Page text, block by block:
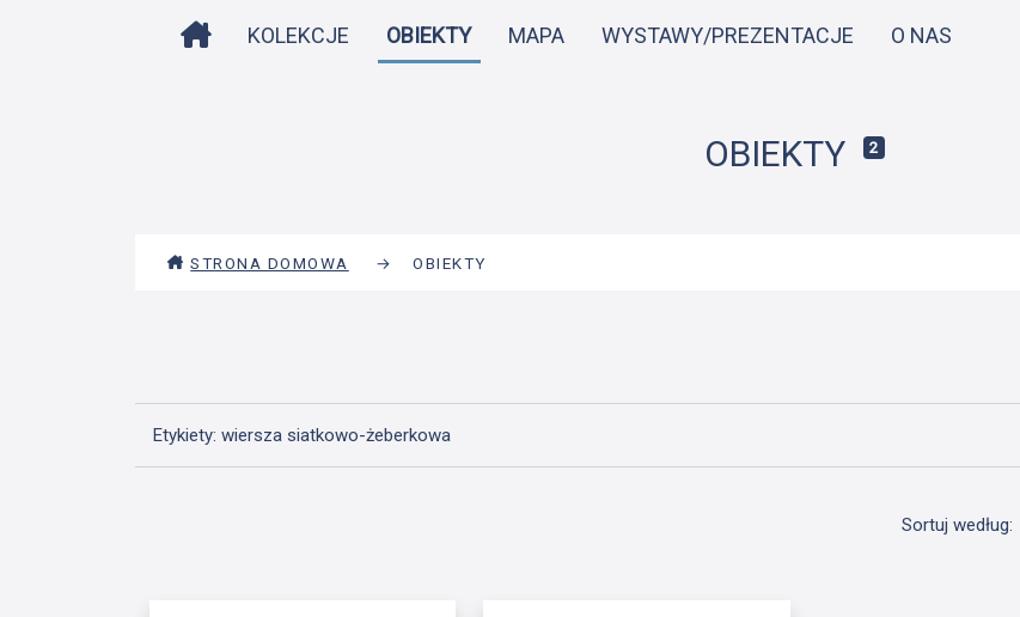
do
STRONA DOMOWA
KOLEKCJE OBIEKTY MAPA WYSTAWY/PREZENTACJE O NAS
OBIEKTY 2
STRONA DOMOWA → OBIEKTY
Etykiety: wiersza siatkowo-żeberkowa
Sortuj według: